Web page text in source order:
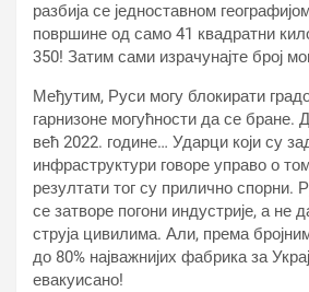
разбија се једноставном
површине од само 41 квадратни
350! Затим сами израчунајте број
Међутим, Руси могу блокирати
гарнизоне могућности да се бране.
већ 2022. године… Ударци који су
инфраструктури говоре управо о
резултати тог су прилично спорни.
се затворе погони индустрије, а не
струја цивилима. Али, према
до 80% најважнијих фабрика за
евакуисано!